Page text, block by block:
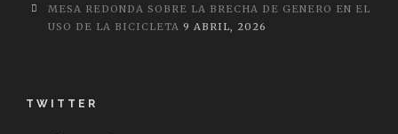
MESA REDONDA SOBRE LA BRECHA DE GENERO EN EL
USO DE LA BICICLETA 9 ABRIL, 2026
TWITTER